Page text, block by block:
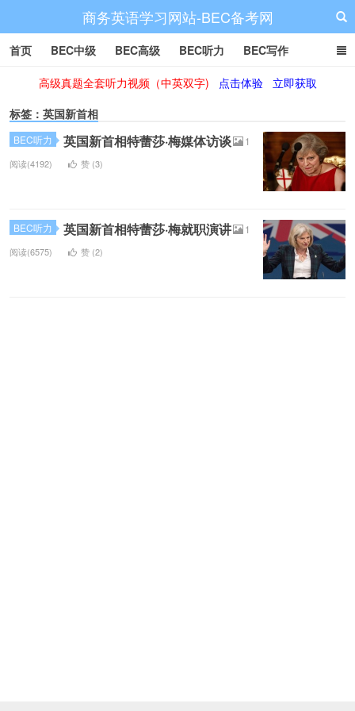
商务英语学习网站-BEC备考网
首页 BEC中级 BEC高级 BEC听力 BEC写作
BEC阅读 BEC词汇 BEC视频 BEC真题 BEC备考
高级真题全套听力视频（中英双字) 点击体验
立即获取
标签：英国新首相
BEC听力 英国新首相特蕾莎·梅媒体访谈 1
阅读(4192) 赞 (3)
BEC听力 英国新首相特蕾莎·梅就职演讲 1
阅读(6575) 赞 (2)